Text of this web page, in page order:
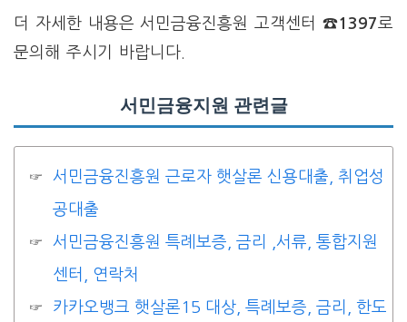
더 자세한 내용은 서민금융진흥원 고객센터 ☎1397로
문의해 주시기 바랍니다.
서민금융지원 관련글
서민금융진흥원 근로자 햇살론 신용대출, 취업성
공대출
서민금융진흥원 특례보증, 금리 ,서류, 통합지원
센터, 연락처
카카오뱅크 햇살론15 대상, 특례보증, 금리, 한도